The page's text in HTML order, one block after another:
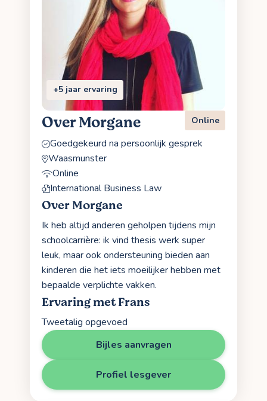
+5 jaar ervaring
Over Morgane Online
Goedgekeurd na persoonlijk gesprek
Waasmunster
Online
International Business Law
Over Morgane
Ik heb altijd anderen geholpen tijdens mijn
schoolcarrière: ik vind thesis werk super
leuk, maar ook ondersteuning bieden aan
kinderen die het iets moeilijker hebben met
bepaalde verplichte vakken.
Ervaring met Frans
Tweetalig opgevoed
Bijles aanvragen
Profiel lesgever